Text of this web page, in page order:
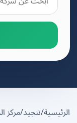
/تنجيد/مركز الجواهر